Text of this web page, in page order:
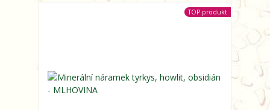
TOP produkt